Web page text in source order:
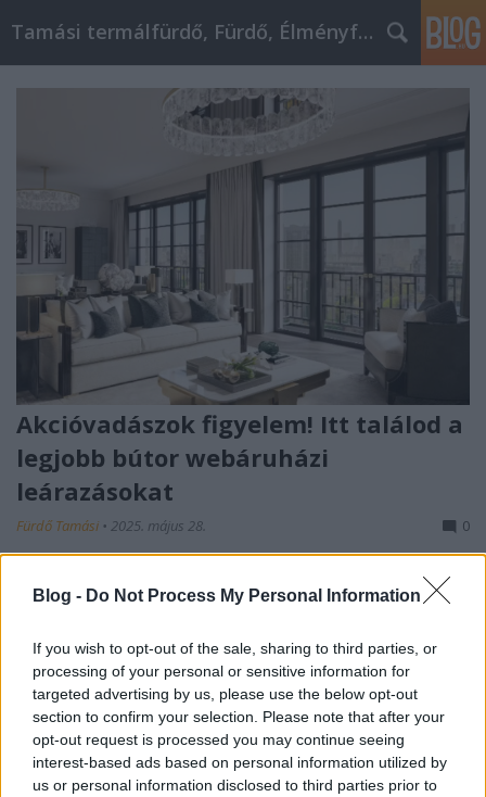
Blog - Do Not Process My Personal Information
If you wish to opt-out of the sale, sharing to third parties, or
processing of your personal or sensitive information for
targeted advertising by us, please use the below opt-out
section to confirm your selection. Please note that after your
opt-out request is processed you may continue seeing
interest-based ads based on personal information utilized by
us or personal information disclosed to third parties prior to
Tamási termálfürdő, Fürdő, Élményfürdő
Akcióvadászok figyelem! Itt találod a
legjobb bútor webáruházi
leárazásokat
Fürdő Tamási • 2025. május 28. 0
Akcióvadászok figyelem! Itt találod a legjobb bútor
webáruházi leárazásokat A bútorvásárlás nemcsak
jelentős pénzügyi döntés is, hiszen a bútorok sokszor
komoly kiadást jelentenek. Szerencsére a modern
vásárlók számára számos lehetőség áll…